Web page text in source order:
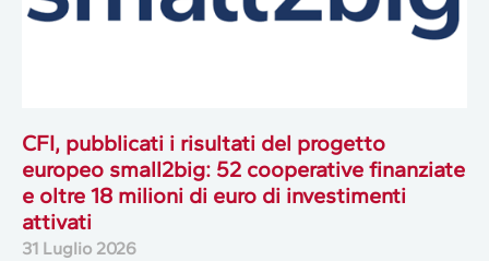
CFI, pubblicati i risultati del progetto
europeo small2big: 52 cooperative finanziate
e oltre 18 milioni di euro di investimenti
attivati
31 Luglio 2026